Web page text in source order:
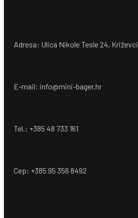
Adresa: Ulica Nikole Tesle 24, Križevci
E-mail: info@mini-bager.hr
Tel.: +385 48 733 161
Cep: +385 95 356 8492